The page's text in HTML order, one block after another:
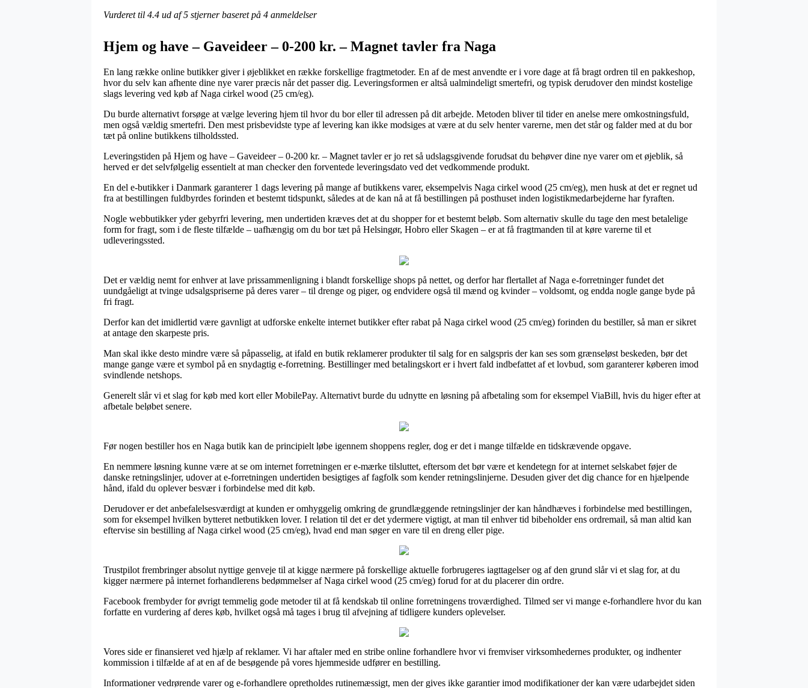
Vurderet til 4.4 ud af 5 stjerner baseret på 4 anmeldelser
Hjem og have – Gaveideer – 0-200 kr. – Magnet tavler fra Naga
En lang række online butikker giver i øjeblikket en række forskellige fragtmetoder. En af de mest anvendte er i vore dage at få bragt ordren til en pakkeshop,
hvor du selv kan afhente dine nye varer præcis når det passer dig. Leveringsformen er altså ualmindeligt smertefri, og typisk derudover den mindst kostelige
slags levering ved køb af Naga cirkel wood (25 cm/eg).
Du burde alternativt forsøge at vælge levering hjem til hvor du bor eller til adressen på dit arbejde. Metoden bliver til tider en anelse mere omkostningsfuld,
men også vældig smertefri. Den mest prisbevidste type af levering kan ikke modsiges at være at du selv henter varerne, men det står og falder med at du bor
tæt på online butikkens tilholdssted.
Leveringstiden på Hjem og have – Gaveideer – 0-200 kr. – Magnet tavler er jo ret så udslagsgivende forudsat du behøver dine nye varer om et øjeblik, så
herved er det selvfølgelig essentielt at man checker den forventede leveringsdato ved det vedkommende produkt.
En del e-butikker i Danmark garanterer 1 dags levering på mange af butikkens varer, eksempelvis Naga cirkel wood (25 cm/eg), men husk at det er regnet ud
fra at bestillingen fuldbyrdes forinden et bestemt tidspunkt, således at de kan nå at få bestillingen på posthuset inden logistikmedarbejderne har fyraften.
Nogle webbutikker yder gebyrfri levering, men undertiden kræves det at du shopper for et bestemt beløb. Som alternativ skulle du tage den mest betalelige
form for fragt, som i de fleste tilfælde – uafhængig om du bor tæt på Helsingør, Hobro eller Skagen – er at få fragtmanden til at køre varerne til et
udleveringssted.
Det er vældig nemt for enhver at lave prissammenligning i blandt forskellige shops på nettet, og derfor har flertallet af Naga e-forretninger fundet det
uundgåeligt at tvinge udsalgspriserne på deres varer – til drenge og piger, og endvidere også til mænd og kvinder – voldsomt, og endda nogle gange byde på
fri fragt.
Derfor kan det imidlertid være gavnligt at udforske enkelte internet butikker efter rabat på Naga cirkel wood (25 cm/eg) forinden du bestiller, så man er sikret
at antage den skarpeste pris.
Man skal ikke desto mindre være så påpasselig, at ifald en butik reklamerer produkter til salg for en salgspris der kan ses som grænseløst beskeden, bør det
mange gange være et symbol på en snydagtig e-forretning. Bestillinger med betalingskort er i hvert fald indbefattet af et lovbud, som garanterer køberen imod
svindlende netshops.
Generelt slår vi et slag for køb med kort eller MobilePay. Alternativt burde du udnytte en løsning på afbetaling som for eksempel ViaBill, hvis du higer efter at
afbetale beløbet senere.
Før nogen bestiller hos en Naga butik kan de principielt løbe igennem shoppens regler, dog er det i mange tilfælde en tidskrævende opgave.
En nemmere løsning kunne være at se om internet forretningen er e-mærke tilsluttet, eftersom det bør være et kendetegn for at internet selskabet føjer de
danske retningslinjer, udover at e-forretningen undertiden besigtiges af fagfolk som kender retningslinjerne. Desuden giver det dig chance for en hjælpende
hånd, ifald du oplever besvær i forbindelse med dit køb.
Derudover er det anbefalelsesværdigt at kunden er omhyggelig omkring de grundlæggende retningslinjer der kan håndhæves i forbindelse med bestillingen,
som for eksempel hvilken bytteret netbutikken lover. I relation til det er det ydermere vigtigt, at man til enhver tid bibeholder ens ordremail, så man altid kan
eftervise sin bestilling af Naga cirkel wood (25 cm/eg), hvad end man søger en vare til en dreng eller pige.
Trustpilot frembringer absolut nyttige genveje til at kigge nærmere på forskellige aktuelle forbrugeres iagttagelser og af den grund slår vi et slag for, at du
kigger nærmere på internet forhandlerens bedømmelser af Naga cirkel wood (25 cm/eg) forud for at du placerer din ordre.
Facebook frembyder for øvrigt temmelig gode metoder til at få kendskab til online forretningens troværdighed. Tilmed ser vi mange e-forhandlere hvor du kan
forfatte en vurdering af deres køb, hvilket også må tages i brug til afvejning af tidligere kunders oplevelser.
Vores side er finansieret ved hjælp af reklamer. Vi har aftaler med en stribe online forhandlere hvor vi fremviser virksomhedernes produkter, og indhenter
kommission i tilfælde af at en af de besøgende på vores hjemmeside udfører en bestilling.
Informationer vedrørende varer og e-forhandlere opretholdes rutinemæssigt, men der gives ikke garantier imod modifikationer der kan være udarbejdet siden